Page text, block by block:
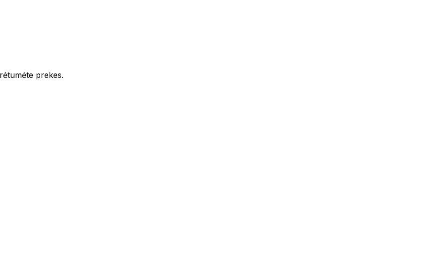
prekes.